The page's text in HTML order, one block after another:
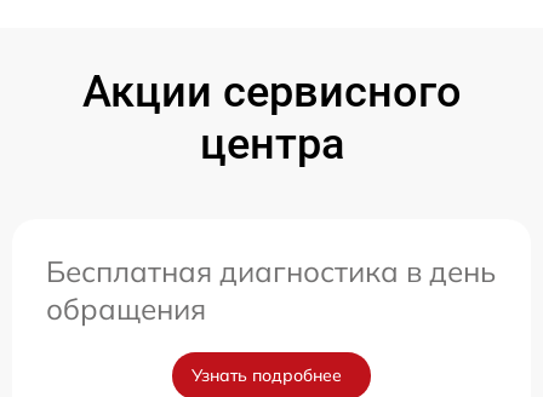
Акции сервисного
центра
Бесплатная диагностика в день
обращения
Узнать подробнее